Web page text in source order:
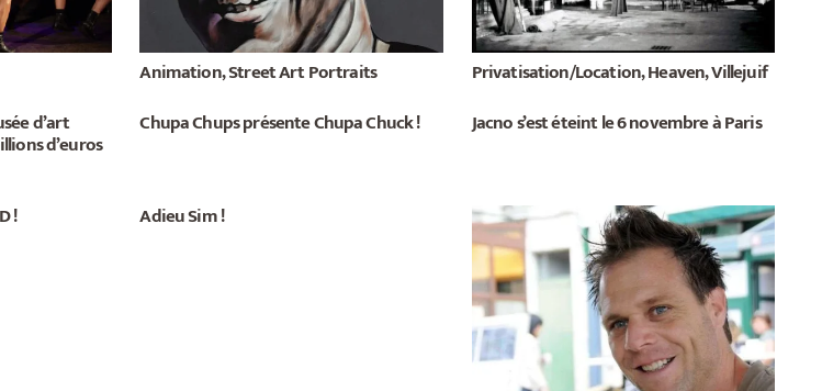
Animation, Street Art Portraits
Privatisation/Location, Heaven, Villejuif
d’art
d’euros
Chupa Chups présente Chupa Chuck ! Jacno s’est éteint le 6 novembre à Paris
! Adieu Sim !